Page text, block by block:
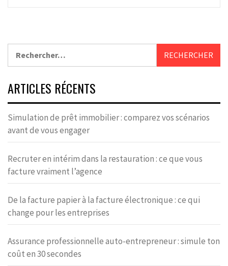
ARTICLES RÉCENTS
Simulation de prêt immobilier : comparez vos scénarios
avant de vous engager
Recruter en intérim dans la restauration : ce que vous
facture vraiment l’agence
De la facture papier à la facture électronique : ce qui
change pour les entreprises
Assurance professionnelle auto-entrepreneur : simule ton
coût en 30 secondes